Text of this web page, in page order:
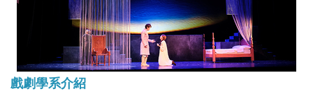
戲劇學系介紹